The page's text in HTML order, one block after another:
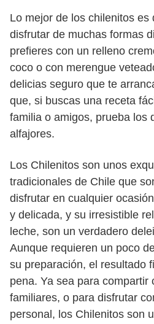
Lo mejor de los chilenitos es
disfrutar de muchas formas
prefieres con un relleno
coco o con merengue
delicias seguro que te
que, si buscas una receta
familia o amigos, prueba los
alfajores.
Los Chilenitos son unos
tradicionales de Chile que
disfrutar en cualquier
y delicada, y su irresistible
leche, son un verdadero
Aunque requieren un poco
su preparación, el resultado
pena. Ya sea para compartir
familiares, o para disfrutar
personal, los Chilenitos son